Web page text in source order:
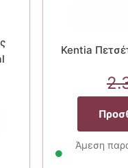
Kentia
Άμεση